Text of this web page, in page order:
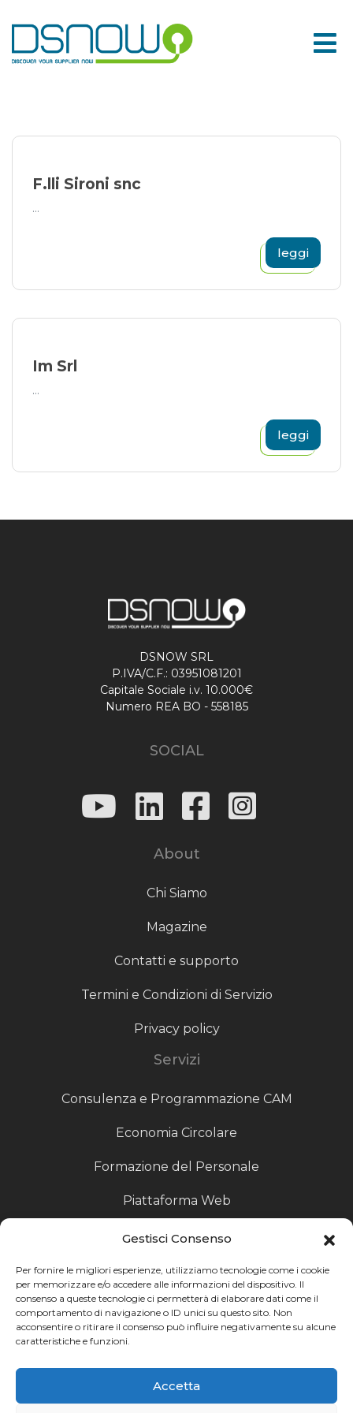
Gestisci Consenso
Per fornire le migliori esperienze, utilizziamo tecnologie come i cookie
per memorizzare e/o accedere alle informazioni del dispositivo. Il
consenso a queste tecnologie ci permetterà di elaborare dati come il
comportamento di navigazione o ID unici su questo sito. Non
acconsentire o ritirare il consenso può influire negativamente su alcune
caratteristiche e funzioni.
Accetta
to
content
F.lli Sironi snc
...
leggi
Im Srl
...
leggi
DSNOW SRL
P.IVA/C.F.: 03951081201
Capitale Sociale i.v. 10.000€
Numero REA BO - 558185
SOCIAL
About
Chi Siamo
Magazine
Contatti e supporto
Termini e Condizioni di Servizio
Privacy policy
Servizi
Consulenza e Programmazione CAM
Economia Circolare
Formazione del Personale
Piattaforma Web
Scouting fornitori
Produzione Particolari
Raccoglitori di Fine Linea
Ricerca
Ricerca avanzata
Catalogo fornitori